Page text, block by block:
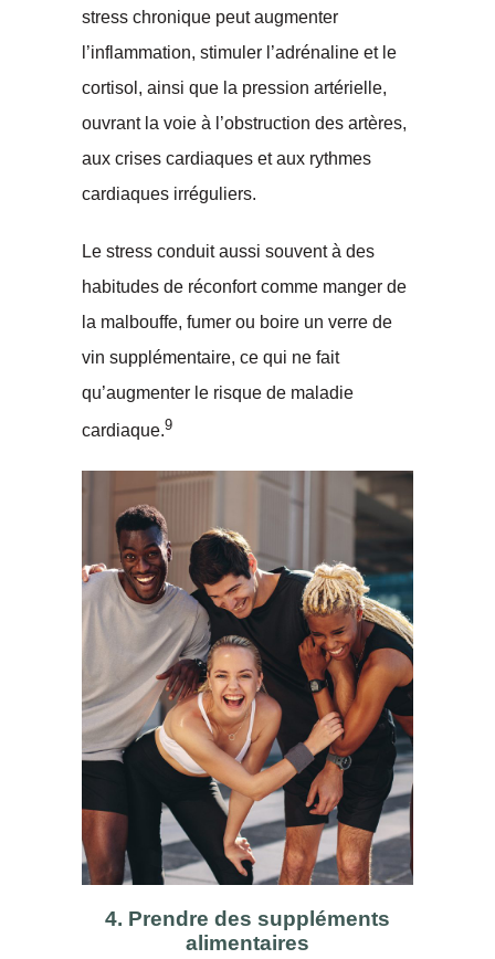
stress chronique peut augmenter
l’inflammation, stimuler l’adrénaline et le
cortisol, ainsi que la pression artérielle,
ouvrant la voie à l’obstruction des artères,
aux crises cardiaques et aux rythmes
cardiaques irréguliers.
Le stress conduit aussi souvent à des
habitudes de réconfort comme manger de
la malbouffe, fumer ou boire un verre de
vin supplémentaire, ce qui ne fait
qu’augmenter le risque de maladie
cardiaque.9
4. Prendre des suppléments
alimentaires